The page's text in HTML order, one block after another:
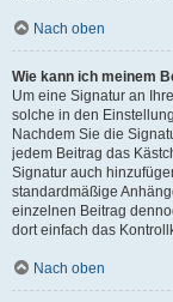
Nach oben
Wie kann ich meinem
Um eine Signatur an
solche in den
Nachdem Sie die
jedem Beitrag das
Signatur auch
standardmäßige
einzelnen Beitrag
dort einfach das
Nach oben